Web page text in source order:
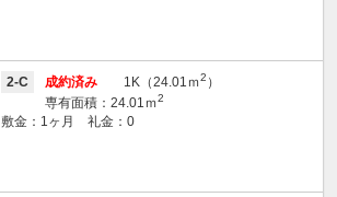
2-C 成約済み 1K（24.01ｍ2 ）
専有面積：24.01ｍ2
敷金：1ヶ月 礼金：0